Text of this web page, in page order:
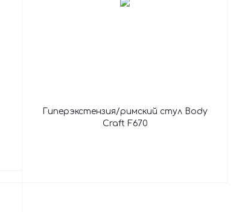
Гиперэкстензия/римский стул Body
Craft F670